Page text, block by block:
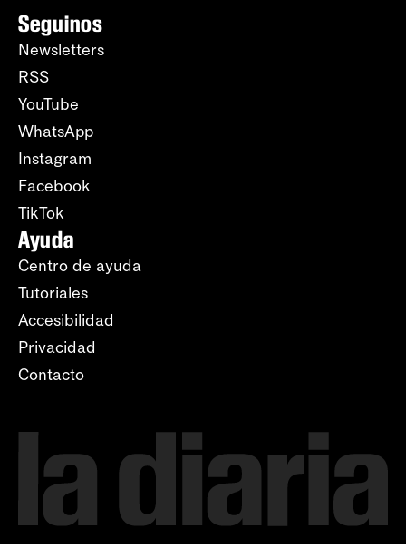
Seguinos
Newsletters
RSS
YouTube
WhatsApp
Instagram
Facebook
TikTok
Ayuda
Centro de ayuda
Tutoriales
Accesibilidad
Privacidad
Contacto